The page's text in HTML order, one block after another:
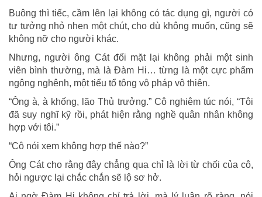
Buông thì tiếc, cầm lên lại không có tác dụng gì, người có
tư tưởng nhỏ nhen một chút, cho dù không muốn, cũng sẽ
không nỡ cho người khác.
Nhưng, người ông Cát đối mặt lại không phải một sinh
viên bình thường, mà là Đàm Hi… từng là một cực phẩm
ngông nghênh, một tiểu tổ tông vô pháp vô thiên.
“Ông à, à khống, lão Thủ trưởng.” Cô nghiêm túc nói, “Tôi
đã suy nghĩ kỹ rồi, phát hiện rằng nghề quân nhân không
hợp với tôi.”
“Cô nói xem không hợp thế nào?”
Ông Cát cho rằng đây chẳng qua chỉ là lời từ chối của cô,
hỏi ngược lại chắc chắn sẽ lộ sơ hở.